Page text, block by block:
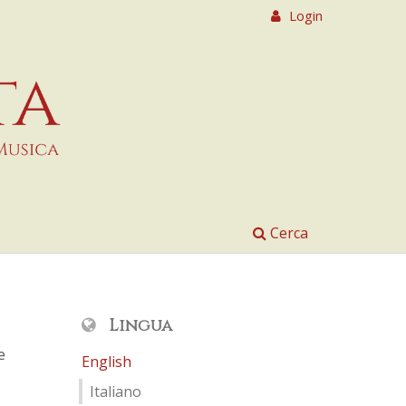
Cerca
Login
Lingua
English
Italiano